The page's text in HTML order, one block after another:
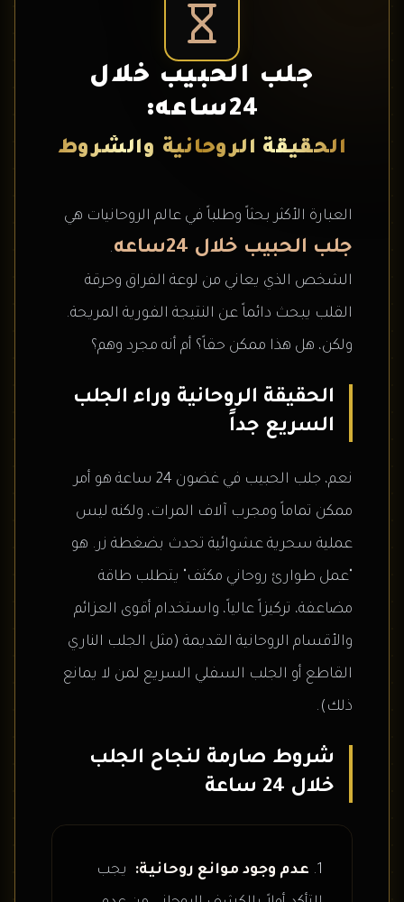
جلب الحبيب خلال
24ساعه:
الحقيقة الروحانية والشروط
العبارة الأكثر بحثاً وطلباً في عالم الروحانيات هي
جلب الحبيب خلال 24ساعه
.
الشخص الذي يعاني من لوعة الفراق وحرقة
القلب يبحث دائماً عن النتيجة الفورية المريحة.
ولكن، هل هذا ممكن حقاً؟ أم أنه مجرد وهم؟
الحقيقة الروحانية وراء الجلب
السريع جداً
نعم، جلب الحبيب في غضون 24 ساعة هو أمر
ممكن تماماً ومجرب آلاف المرات، ولكنه ليس
عملية سحرية عشوائية تحدث بضغطة زر. هو
"عمل طوارئ روحاني مكثف" يتطلب طاقة
مضاعفة، تركيزاً عالياً، واستخدام أقوى العزائم
والأقسام الروحانية القديمة (مثل الجلب الناري
القاطع أو الجلب السفلي السريع لمن لا يمانع
ذلك).
شروط صارمة لنجاح الجلب
خلال 24 ساعة
عدم وجود موانع روحانية:
يجب